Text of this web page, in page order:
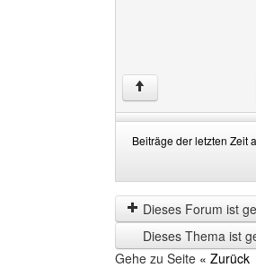
↑
Beiträge der letzten Zeit
der
letzten
Zeit
anzeigen
by
Dieses Forum ist
Dieses Thema ist
Gehe zu Seite « Zurück